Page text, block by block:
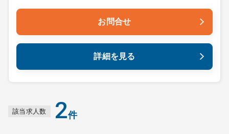
お問合せ
詳細を見る
該当求人数 2件